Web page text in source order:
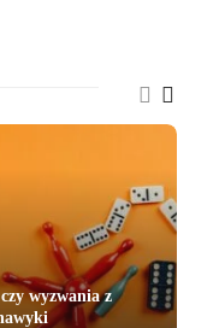
wyzwania z